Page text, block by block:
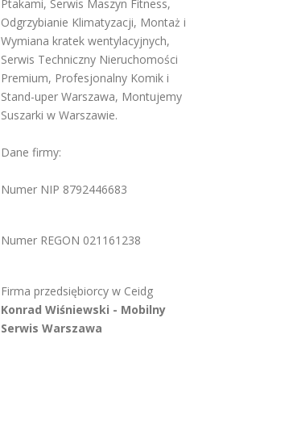
Ptakami, Serwis Maszyn Fitness,
Odgrzybianie Klimatyzacji, Montaż i
Wymiana kratek wentylacyjnych,
Serwis Techniczny Nieruchomości
Premium, Profesjonalny Komik i
Stand-uper Warszawa, Montujemy
Suszarki w Warszawie.
Dane firmy:
Numer NIP 8792446683
Numer REGON 021161238
Firma przedsiębiorcy w Ceidg
Konrad Wiśniewski - Mobilny
Serwis Warszawa